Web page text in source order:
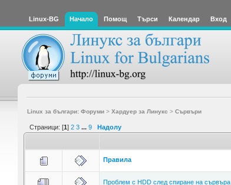
Linux-BG Начало Помощ Търси Календар Вход
Linux за българи: Форуми> Хардуер за Линукс > Сървъри
Страници: [1] 2 3 ... 9 Надолу
Правила
Проблем с HDD след спиране на сървъра